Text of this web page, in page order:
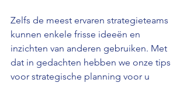
Zelfs de meest ervaren strategieteams
kunnen enkele frisse ideeën en
inzichten van anderen gebruiken. Met
dat in gedachten hebben we onze tips
voor strategische planning voor u